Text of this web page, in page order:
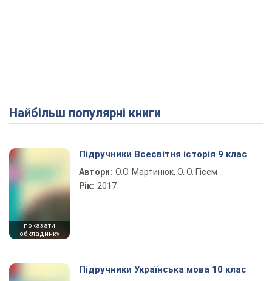
Найбільш популярні книги
показати
обкладинку
Підручники Всесвітня історія 9 клас
Автори: О.О. Мартинюк, О. О. Гісем
Рік: 2017
Підручники Українська мова 10 клас